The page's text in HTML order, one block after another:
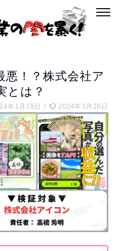
悪！？株式会社ア
とは？
年1月19日 / 2024年3月26日